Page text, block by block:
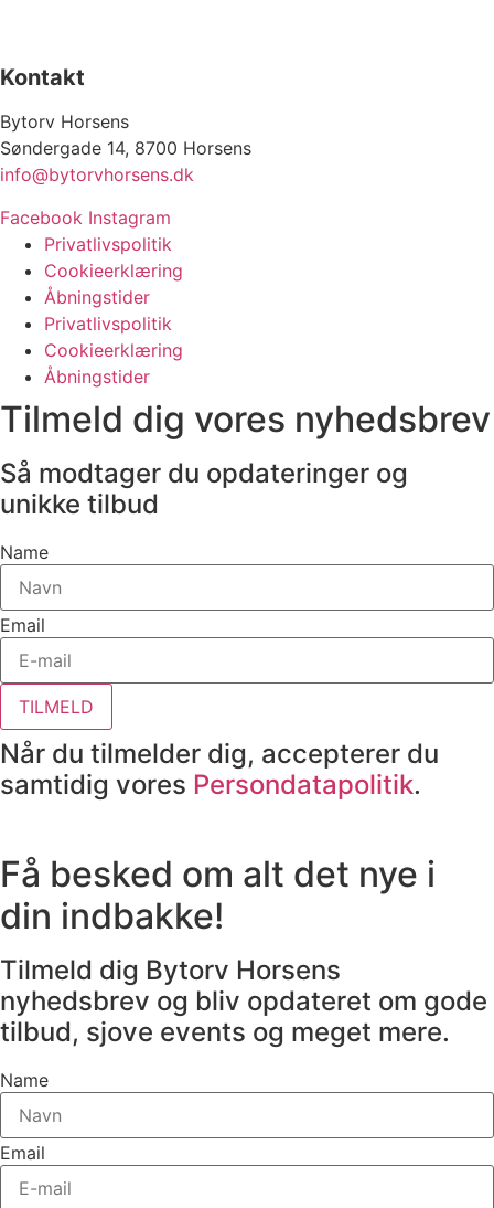
Kontakt
Bytorv Horsens
Søndergade 14, 8700 Horsens
info@bytorvhorsens.dk
Facebook Instagram
Privatlivspolitik
Cookieerklæring
Åbningstider
Privatlivspolitik
Cookieerklæring
Åbningstider
Tilmeld dig vores nyhedsbrev
Så modtager du opdateringer og
unikke tilbud
Name
Email
TILMELD
Når du tilmelder dig, accepterer du
samtidig vores Persondatapolitik.
Få besked om alt det nye i
din indbakke!
Tilmeld dig Bytorv Horsens
nyhedsbrev og bliv opdateret om gode
tilbud, sjove events og meget mere.
Name
Email